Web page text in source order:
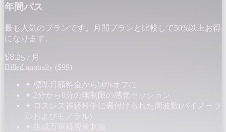
年間パス
最も人気のプランです。月間プランと比較して50%以上お得
になります。
$8.25 / 月
Billed annually ($99)
✦ 標準月額料金から50%オフに
✦ 2分から8分の無制限の感覚セッション
✦ ロスレス神経科学に裏付けられた周波数(バイノーラ
ルおよびモノラル)
✦ 生成万華鏡視覚刺激